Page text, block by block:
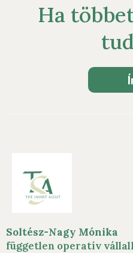
Ha
Soltész-Nagy Mónika
független operatív